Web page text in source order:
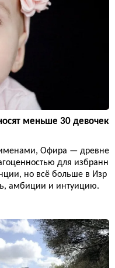
меньше 30 девочек
именами, Офира — древне
для избранн
но всё больше в Изр
амбиции и интуицию.